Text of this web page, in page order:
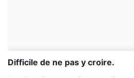
Difficile de ne pas y croire.